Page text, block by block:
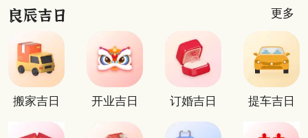
更多
搬家吉日 开业吉日 订婚吉日 提车吉日